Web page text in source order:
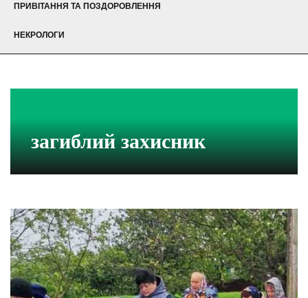
ПРИВІТАННЯ ТА ПОЗДОРОВЛЕННЯ
НЕКРОЛОГИ
загиблий захисник